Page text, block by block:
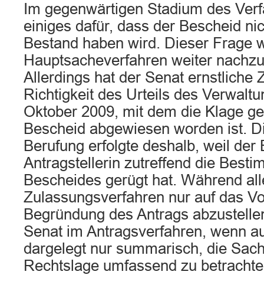
Im gegenwärtigen Stadium des
einiges dafür, dass der Bescheid
Bestand haben wird. Dieser Frage
Hauptsacheverfahren weiter
Allerdings hat der Senat ernstliche
Richtigkeit des Urteils des
Oktober 2009, mit dem die Klage
Bescheid abgewiesen worden ist.
Berufung erfolgte deshalb, weil der
Antragstellerin zutreffend die
Bescheides gerügt hat. Während
Zulassungsverfahren nur auf das
Begründung des Antrags
Senat im Antragsverfahren, wenn
dargelegt nur summarisch, die
Rechtslage umfassend zu